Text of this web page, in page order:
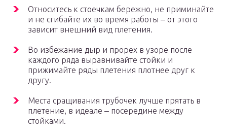
Относитесь к стоечкам бережно, не приминайте
и не сгибайте их во время работы ‒ от этого
зависит внешний вид плетения.
Во избежание дыр и прорех в узоре после
каждого ряда выравнивайте стойки и
прижимайте ряды плетения плотнее друг к
другу.
Места сращивания трубочек лучше прятать в
плетение, в идеале ‒ посередине между
стойками.